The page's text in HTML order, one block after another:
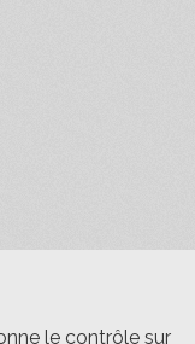
le contrôle sur